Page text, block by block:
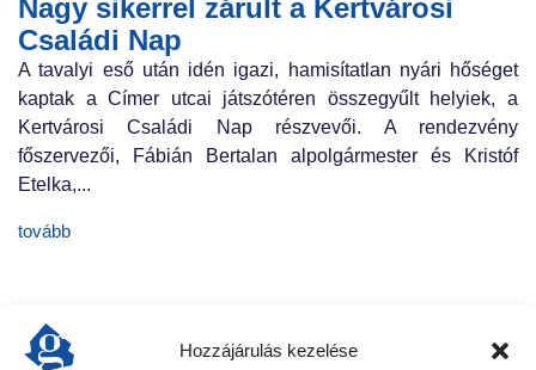
Hozzájárulás kezelése
Nagy sikerrel zárult a Kertvárosi
Családi Nap
A tavalyi eső után idén igazi, hamisítatlan nyári hőséget
kaptak a Címer utcai játszótéren összegyűlt helyiek, a
Kertvárosi Családi Nap részvevői. A rendezvény
főszervezői, Fábián Bertalan alpolgármester és Kristóf
Etelka,...
tovább